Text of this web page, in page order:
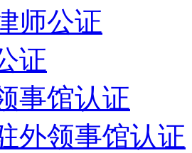
师公证
证
事馆认证
外领事馆认证